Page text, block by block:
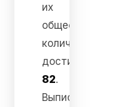
их
общее
количество
достигнет
82.
Выписку